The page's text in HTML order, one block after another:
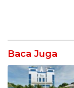
Baca Juga